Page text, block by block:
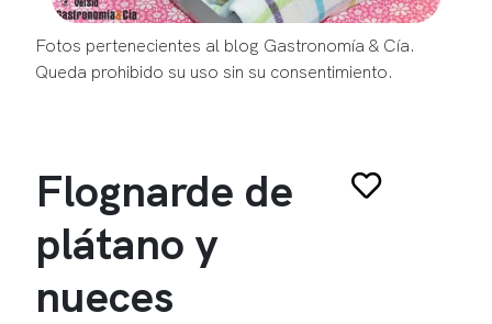
Fotos pertenecientes al blog Gastronomía & Cía.
Queda prohibido su uso sin su consentimiento.
Flognarde de
plátano y
nueces